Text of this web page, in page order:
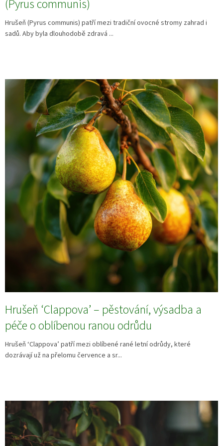
(Pyrus communis)
Hrušeň (Pyrus communis) patří mezi tradiční ovocné stromy zahrad i
sadů. Aby byla dlouhodobě zdravá ...
Hrušeň ‘Clappova’ – pěstování, výsadba a
péče o oblíbenou ranou odrůdu
Hrušeň ‘Clappova’ patří mezi oblíbené rané letní odrůdy, které
dozrávají už na přelomu července a sr...